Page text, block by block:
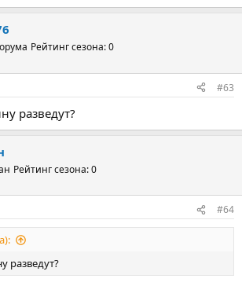
Рейтинг сезона: 0
#63
разведут?
Рейтинг сезона: 0
#64
разведут?